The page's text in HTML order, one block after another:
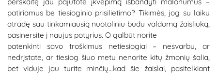
patiriamus be tiesioginio prisilietimo? Tikimės, jog su laiku
atradę sau tinkamiausią nuotoliniu būdu valdomą žaisliuką,
pasinersite į naujus potyrius. O galbūt norite
patenkinti savo troškimus netiesiogiai – nesvarbu, ar
nedrįstate, ar tiesiog šiuo metu nenorite kitų žmonių šalia,
bet viduje jau turite minčių…kad šie žaislai, pasitelkiant